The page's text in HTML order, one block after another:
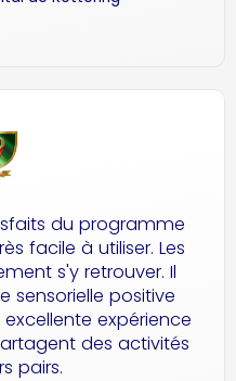
du programme
facile à utiliser. Les
s'y retrouver. Il
sensorielle positive
expérience
des activités
pairs.